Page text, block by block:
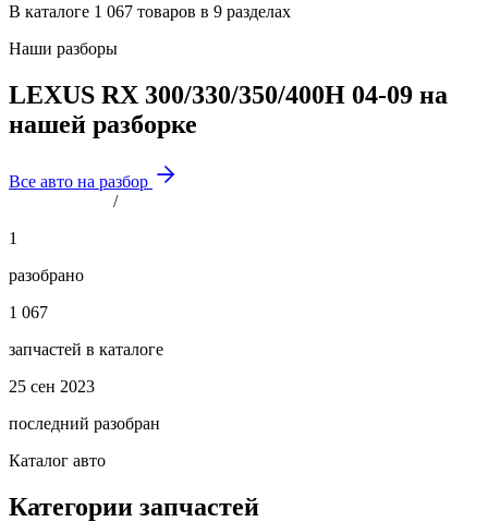
В каталоге 1 067 товаров в 9 разделах
Наши разборы
LEXUS RX 300/330/350/400H 04-09 на
нашей разборке
Все авто на разбор
/
1
разобрано
1 067
запчастей в каталоге
25 сен 2023
последний разобран
Каталог авто
Категории запчастей